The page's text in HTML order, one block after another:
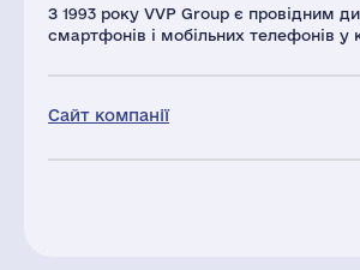
З 1993 року VVP Group є провідним
смартфонів і мобільних телефонів у
Сайт компанії